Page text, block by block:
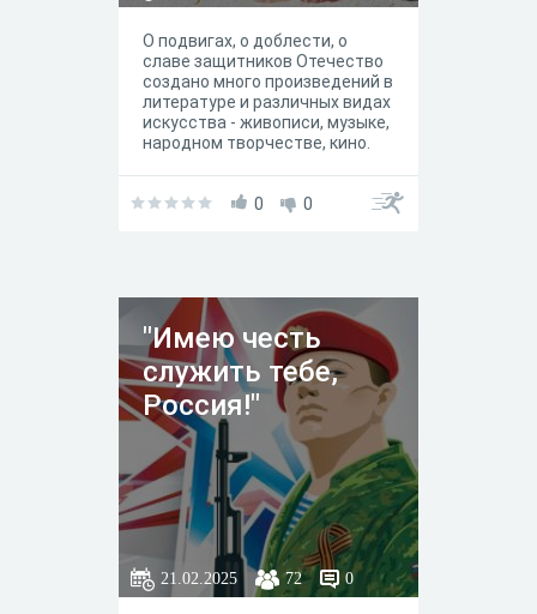
О подвигах, о доблести, о
славе защитников Отечество
создано много произведений в
литературе и различных видах
искусства - живописи, музыке,
народном творчестве, кино.
0 0
"Имею честь
служить тебе,
Россия!"
21.02.2025 72 0